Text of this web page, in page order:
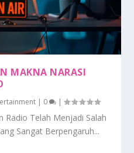
MAKNA NARASI
| 0 |
Radio Telah Menjadi Salah
Sangat Berpengaruh...